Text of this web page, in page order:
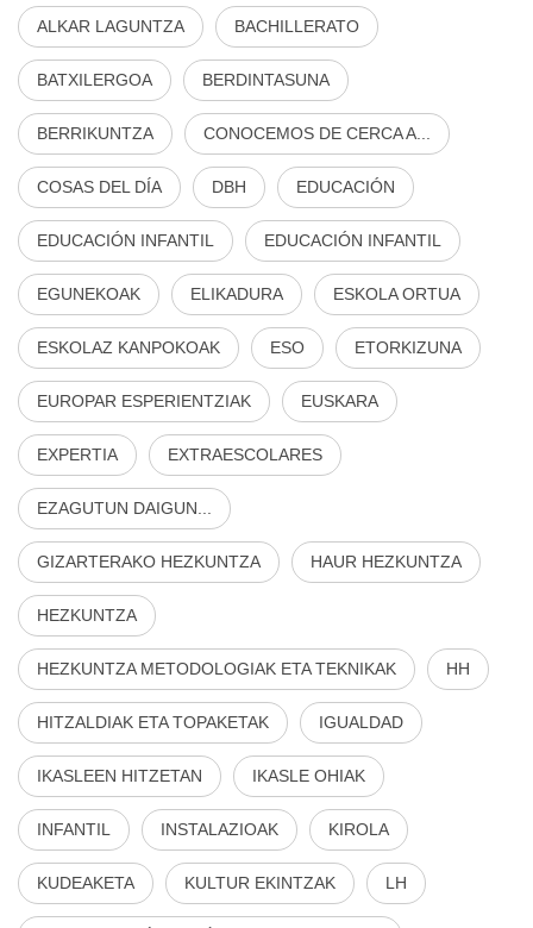
ALKAR LAGUNTZA BACHILLERATO
BATXILERGOA BERDINTASUNA
BERRIKUNTZA CONOCEMOS DE CERCA A...
COSAS DEL DÍA DBH EDUCACIÓN
EDUCACIÓN INFANTIL EDUCACIÓN INFANTIL
EGUNEKOAK ELIKADURA ESKOLA ORTUA
ESKOLAZ KANPOKOAK ESO ETORKIZUNA
EUROPAR ESPERIENTZIAK EUSKARA
EXPERTIA EXTRAESCOLARES
EZAGUTUN DAIGUN...
GIZARTERAKO HEZKUNTZA HAUR HEZKUNTZA
HEZKUNTZA
HEZKUNTZA METODOLOGIAK ETA TEKNIKAK HH
HITZALDIAK ETA TOPAKETAK IGUALDAD
IKASLEEN HITZETAN IKASLE OHIAK
INFANTIL INSTALAZIOAK KIROLA
KUDEAKETA KULTUR EKINTZAK LH